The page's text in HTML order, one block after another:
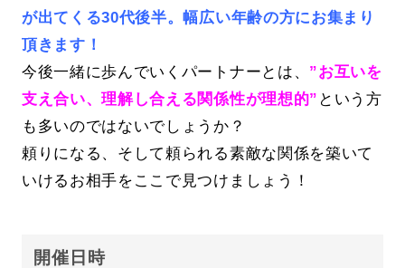
が出てくる30代後半。幅広い年齢の方にお集まり
頂きます！
今後一緒に歩んでいくパートナーとは、 ”お互いを
支え合い、理解し合える関係性が理想的” という方
も多いのではないでしょうか？
頼りになる、そして頼られる素敵な関係を築いて
いけるお相手をここで見つけましょう！
開催日時